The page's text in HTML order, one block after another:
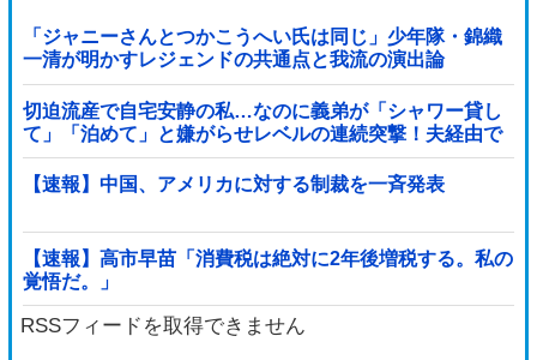
「ジャニーさんとつかこうへい氏は同じ」少年隊・錦織
一清が明かすレジェンドの共通点と我流の演出論
切迫流産で自宅安静の私…なのに義弟が「シャワー貸し
て」「泊めて」と嫌がらせレベルの連続突撃！夫経由で
断ると私に直接LINEしてきて絶句←大人しく自宅の風呂
に入れよ
【速報】中国、アメリカに対する制裁を一斉発表
【速報】高市早苗「消費税は絶対に2年後増税する。私の
覚悟だ。」
RSSフィードを取得できません